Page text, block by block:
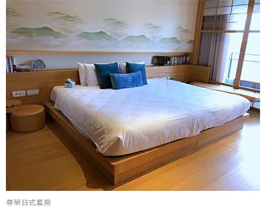
尊榮日式套房